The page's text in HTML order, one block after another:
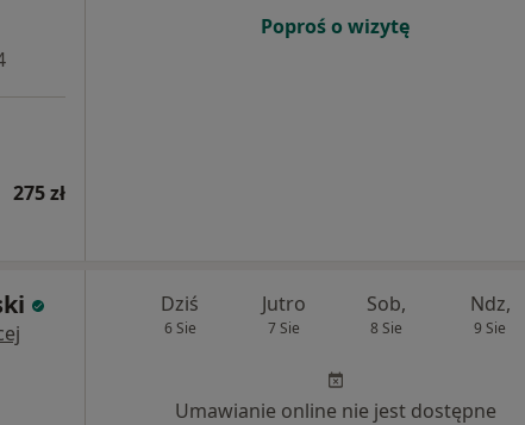
275 zł
Poproś o wizytę
Dziś
6 Sie
Jutro
7 Sie
Sob,
8 Sie
Ndz,
9 Sie
Umawianie online nie jest dostępne